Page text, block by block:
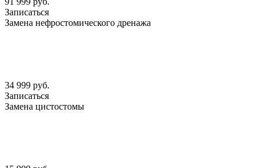
Записаться
Замена нефростомического дренажа
34 999 руб.
Записаться
Замена цистостомы